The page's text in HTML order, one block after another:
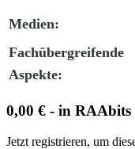
Medien:
Fachübergreifende
Aspekte:
0,00 € - in RAAbits
Jetzt registrieren, um